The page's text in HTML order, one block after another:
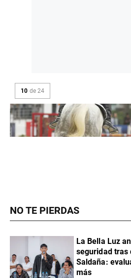
NO TE PIERDAS
La Bella Luz
seguridad tras
Saldaña:
más